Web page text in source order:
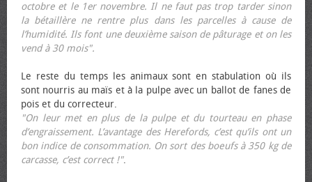
octobre et le 1er novembre. Il ne faut pas trop tarder sinon
la bétaillère ne rentre plus dans les parcelles à cause de
l’humidité. Ils font une deuxième saison de pâturage et on les
vend à 30 mois".
Le reste du temps les animaux sont en stabulation où ils
sont nourris au maïs et à la pulpe avec un ballot de fanes de
pois et du correcteur.
"On leur met en plus de la pulpe et du tourteau en phase
d’engraissement. L’avantage des Herefords, c’est qu’ils ont un
bon indice de consommation. On sort des bœufs à 350 kg de
carcasse, c’est correct !".